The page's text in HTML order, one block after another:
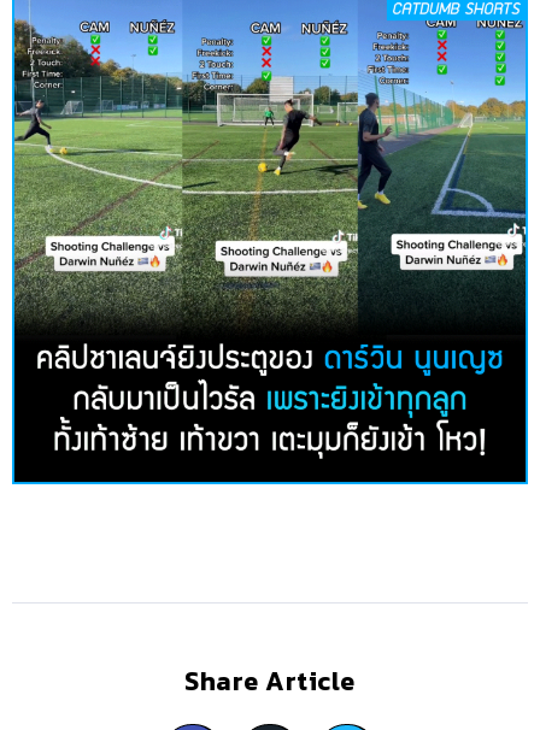
Share Article